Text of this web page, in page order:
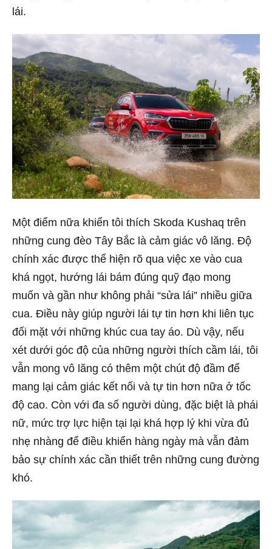
lái.
Một điểm nữa khiến tôi thích Skoda Kushaq trên
những cung đèo Tây Bắc là cảm giác vô lăng. Độ
chính xác được thể hiện rõ qua việc xe vào cua
khá ngọt, hướng lái bám đúng quỹ đạo mong
muốn và gần như không phải “sửa lái” nhiều giữa
cua. Điều này giúp người lái tự tin hơn khi liên tục
đối mặt với những khúc cua tay áo. Dù vậy, nếu
xét dưới góc độ của những người thích cầm lái, tôi
vẫn mong vô lăng có thêm một chút độ đầm để
mang lại cảm giác kết nối và tự tin hơn nữa ở tốc
độ cao. Còn với đa số người dùng, đặc biệt là phái
nữ, mức trợ lực hiện tại lại khá hợp lý khi vừa đủ
nhẹ nhàng để điều khiển hàng ngày mà vẫn đảm
bảo sự chính xác cần thiết trên những cung đường
khó.